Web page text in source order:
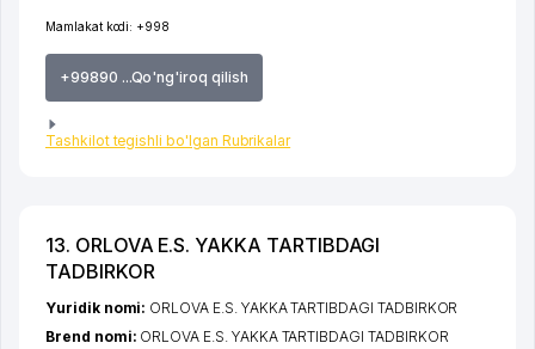
Mamlakat kodi: +998
+99890 ...Qo'ng'iroq qilish
Tashkilot tegishli bo'lgan Rubrikalar
13. ORLOVA E.S. YAKKA TARTIBDAGI
TADBIRKOR
Yuridik nomi: ORLOVA E.S. YAKKA TARTIBDAGI TADBIRKOR
Brend nomi: ORLOVA E.S. YAKKA TARTIBDAGI TADBIRKOR